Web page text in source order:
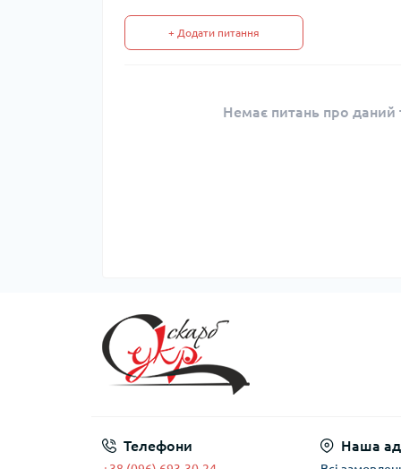
+ Додати питання
Немає питань про даний
Телефони Наша